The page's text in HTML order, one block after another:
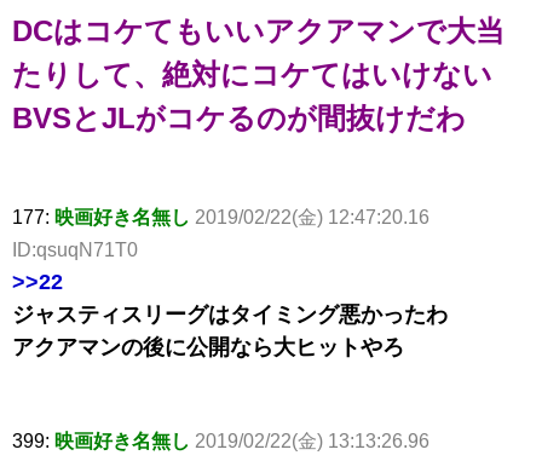
DCはコケてもいいアクアマンで大当
たりして、絶対にコケてはいけない
BVSとJLがコケるのが間抜けだわ
177: 映画好き名無し 2019/02/22(金) 12:47:20.16
ID:qsuqN71T0
>>22
ジャスティスリーグはタイミング悪かったわ
アクアマンの後に公開なら大ヒットやろ
399: 映画好き名無し 2019/02/22(金) 13:13:26.96